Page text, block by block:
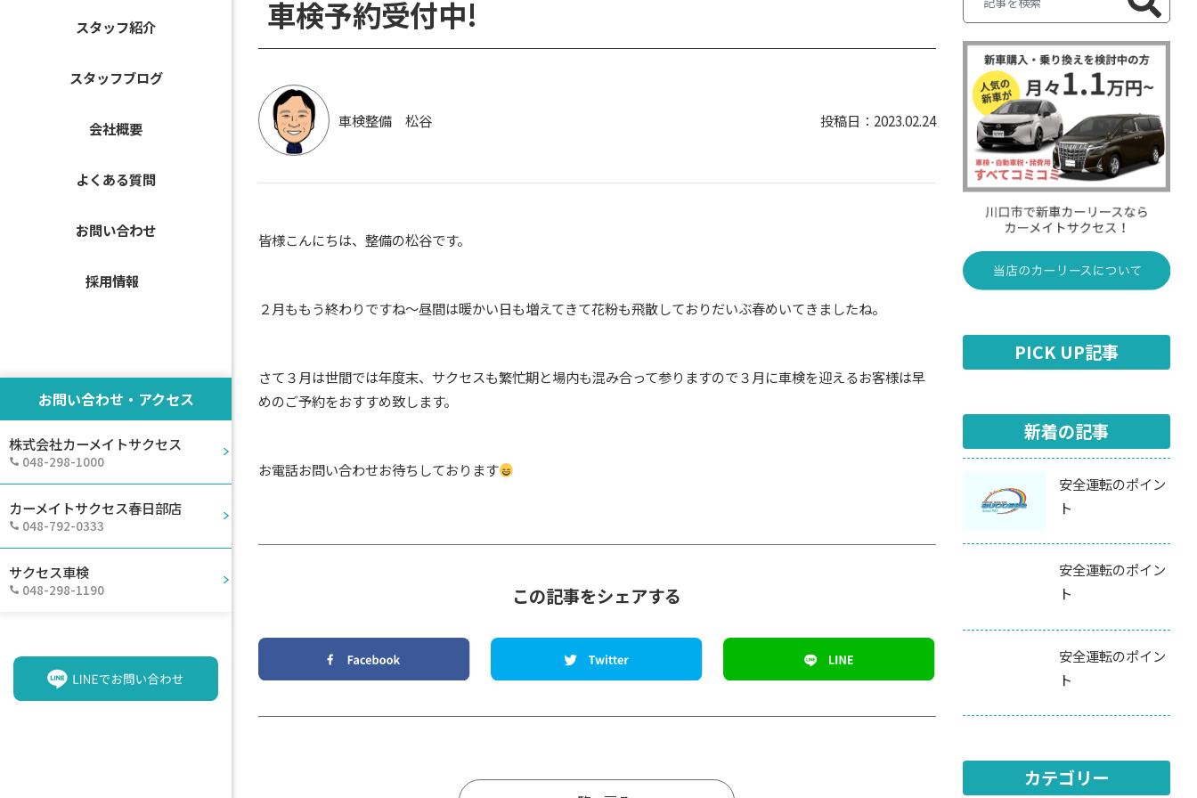
スタッフ紹介
スタッフブログ
会社概要
よくある質問
お問い合わせ
採用情報
お問い合わせ・アクセス
株式会社カーメイトサクセス
048-298-1000
カーメイトサクセス春日部店
048-792-0333
サクセス車検
048-298-1190
車検予約受付中!
車検整備 松谷 2023.02.24
皆様こんにちは、整備の松谷です。
２月ももう終わりですね～昼間は暖かい日も増えてきて花粉も飛散しておりだいぶ春めいてきましたね。
さて３月は世間では年度末、サクセスも繁忙期と場内も混み合って参りますので３月に車検を迎えるお客様は早
めのご予約をおすすめ致します。
お電話お問い合わせお待ちしております
この記事をシェアする
PICK UP記事
新着の記事
安全運転のポイン
ト
安全運転のポイン
ト
安全運転のポイン
ト
カテゴリー